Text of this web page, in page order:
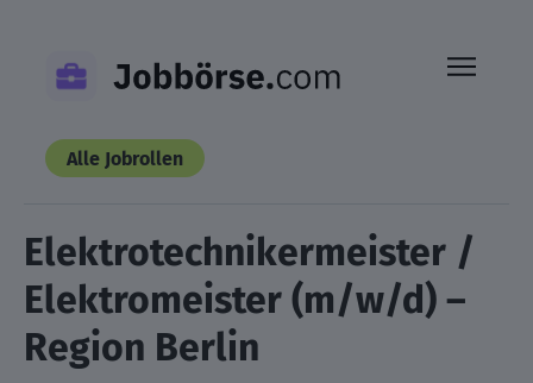
content
Alle Jobrollen
Elektrotechnikermeister /
Elektromeister (m/w/d) –
Region Berlin